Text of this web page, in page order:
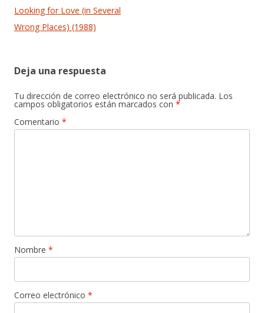
Looking for Love (in Several
Wrong Places) (1988)
Deja una respuesta
Tu dirección de correo electrónico no será publicada. Los
campos obligatorios están marcados con *
Comentario *
Nombre *
Correo electrónico *